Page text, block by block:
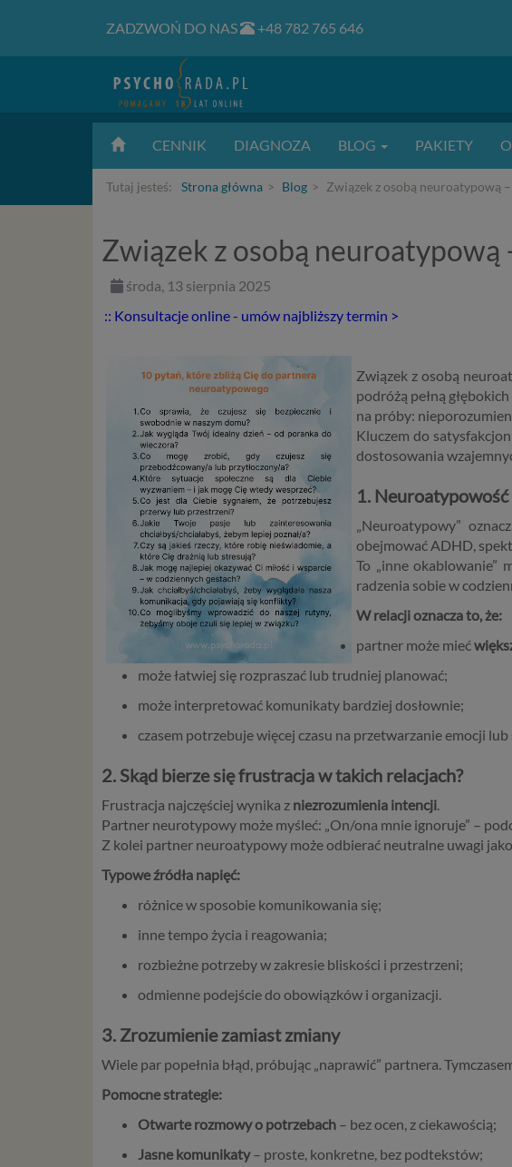
ZADZWOŃ DO NAS +48 782 765 646
CENNIK DIAGNOZA BLOG PAKIETY
Tutaj jesteś: Strona główna Blog Związek z osobą neuroatypową
Związek z osobą
środa, 13 sierpnia 2025
:: Konsultacje online - umów najbliższy termin >
Związek z osobą
podróżą pełną
na próby:
Kluczem do
dostosowania
1. Neuroatypowość
„Neuroatypowy”
obejmować ADHD,
To „inne okablowanie”
radzenia sobie w
W relacji oznacza to, że:
partner może mieć
może łatwiej się rozpraszać lub trudniej planować;
może interpretować komunikaty bardziej dosłownie;
czasem potrzebuje więcej czasu na przetwarzanie emocji
2. Skąd bierze się frustracja w takich relacjach?
Frustracja najczęściej wynika z niezrozumienia intencji.
Partner neurotypowy może myśleć: „On/ona mnie ignoruje” –
Z kolei partner neuroatypowy może odbierać neutralne uwagi
Typowe źródła napięć:
różnice w sposobie komunikowania się;
inne tempo życia i reagowania;
rozbieżne potrzeby w zakresie bliskości i przestrzeni;
odmienne podejście do obowiązków i organizacji.
3. Zrozumienie zamiast zmiany
Wiele par popełnia błąd, próbując „naprawić” partnera.
Pomocne strategie:
Otwarte rozmowy o potrzebach – bez ocen, z ciekawością;
Jasne komunikaty– proste, konkretne, bez podtekstów;